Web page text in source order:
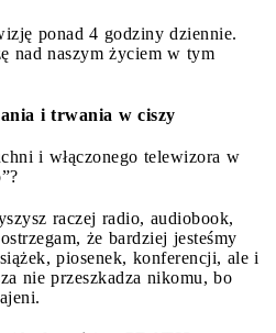
ponad 4 godziny dziennie.
nad naszym życiem w tym
i trwania w ciszy
i włączonego telewizora w
raczej radio, audiobook,
że bardziej jesteśmy
piosenek, konferencji, ale i
nie przeszkadza nikomu, bo